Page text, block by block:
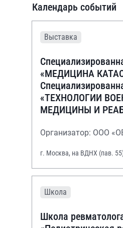
Календарь событий
Выставка
«МЕДИЦИНА
«ТЕХНОЛОГИИ
МЕДИЦИНЫ И
Организатор: ООО
г. Москва, на ВДНХ (пав.
Школа
Школа